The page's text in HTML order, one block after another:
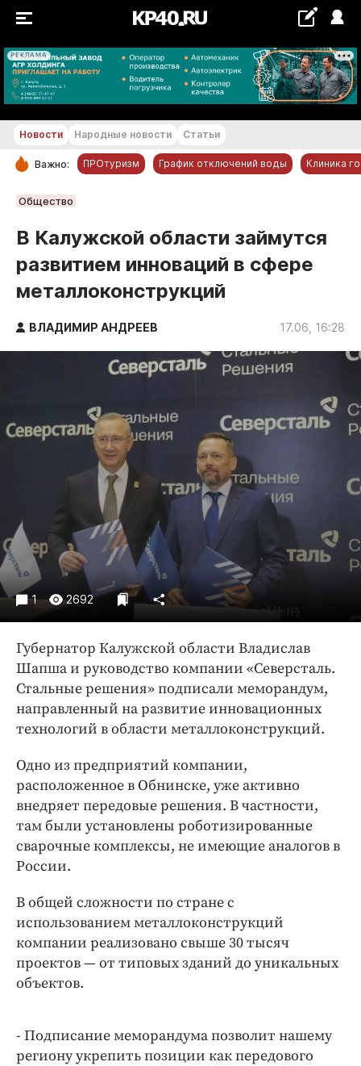
РЕКЛАМА
+24...+25 °С
РУБРИКИ
Новости компаний
Статьи
Народные новости
Авто и транспорт
Благоустройство
Криминал
Недвижимость и ЖКХ
Образование
Общество
Погода
Праздники
Происшествия
Спорт
Экономика и бизнес
ПРОЕКТЫ
Блоги
Издания
Медиаперсона
Интересное чтиво
Бренд года
Работодатель года
Новости Народные новости Статьи
Важно: ПРОтуризм График отключений воды Клиника
Общество
В Калужской области займутся
развитием инноваций в сфере
металлоконструкций
ВЛАДИМИР АНДРЕЕВ 17.06, 16:28
1 2692
Губернатор Калужской области Владислав
Шапша и руководство компании «Северсталь.
Стальные решения» подписали меморандум,
направленный на развитие инновационных
технологий в области металлоконструкций.
Одно из предприятий компании,
расположенное в Обнинске, уже активно
внедряет передовые решения. В частности,
там были установлены роботизированные
сварочные комплексы, не имеющие аналогов в
России.
В общей сложности по стране с
использованием металлоконструкций
компании реализовано свыше 30 тысяч
проектов — от типовых зданий до уникальных
объектов.
- Подписание меморандума позволит нашему
региону укрепить позиции как передового